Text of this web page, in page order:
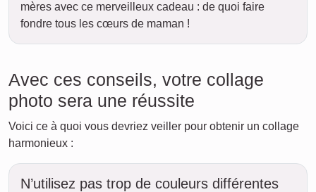
mères avec ce merveilleux cadeau : de quoi faire
fondre tous les cœurs de maman !
Avec ces conseils, votre collage
photo sera une réussite
Voici ce à quoi vous devriez veiller pour obtenir un collage
harmonieux :
N’utilisez pas trop de couleurs différentes